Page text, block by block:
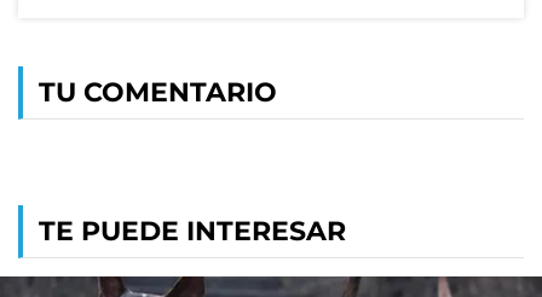
TU COMENTARIO
TE PUEDE INTERESAR